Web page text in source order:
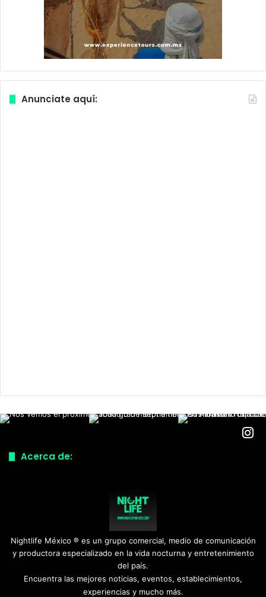
Anunciate aquí:
Acerca de:
Nightlife México ® es un grupo comercial, medio de comunicación
y productora especializado en la vida nocturna y entretenimiento
del país.
Encuentra las mejores noticias, eventos, establecimientos,
experiencias y mucho más.